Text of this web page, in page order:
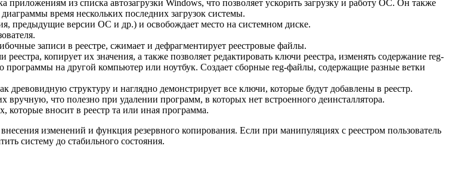
приложениям из списка автозагрузки Windows, что позволяет ускорить загрузку и работу ОС. Он также
время нескольких последних загрузок системы.
версии ОС и др.) и освобождает место на системном диске.
записи в реестре, сжимает и дефрагментирует реестровые файлы.
копирует их значения, а также позволяет редактировать ключи реестра, изменять содержание reg-
программы на другой компьютер или ноутбук. Создает сборные reg-файлы, содержащие разные ветки
структуру и наглядно демонстрирует все ключи, которые будут добавлены в реестр.
что полезно при удалении программ, в которых нет встроенного деинсталлятора.
вносит в реестр та или иная программа.
изменений и функция резервного копирования. Если при манипуляциях с реестром пользователь
систему до стабильного состояния.